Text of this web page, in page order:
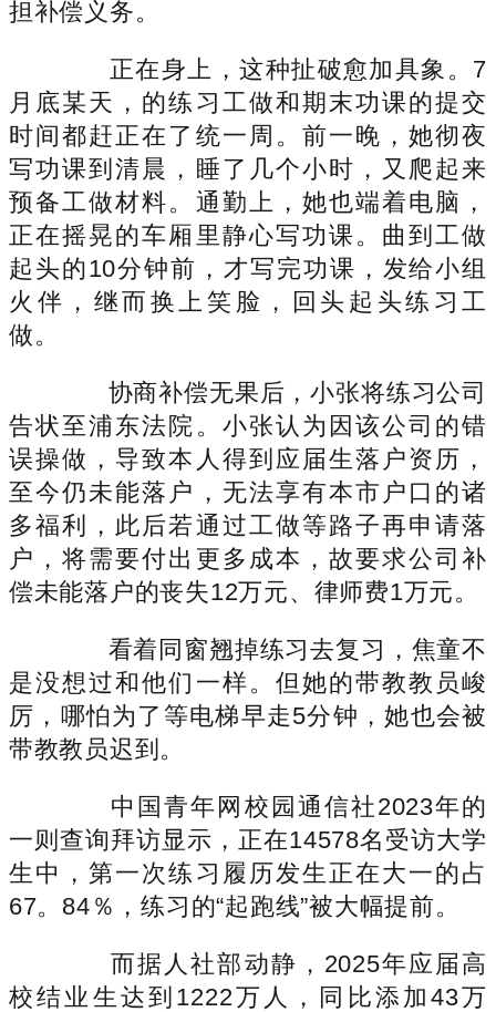
担补偿义务。
正在身上，这种扯破愈加具象。7
月底某天，的练习工做和期末功课的提交
时间都赶正在了统一周。前一晚，她彻夜
写功课到清晨，睡了几个小时，又爬起来
预备工做材料。通勤上，她也端着电脑，
正在摇晃的车厢里静心写功课。曲到工做
起头的10分钟前，才写完功课，发给小组
火伴，继而换上笑脸，回头起头练习工
做。
协商补偿无果后，小张将练习公司
告状至浦东法院。小张认为因该公司的错
误操做，导致本人得到应届生落户资历，
至今仍未能落户，无法享有本市户口的诸
多福利，此后若通过工做等路子再申请落
户，将需要付出更多成本，故要求公司补
偿未能落户的丧失12万元、律师费1万元。
看着同窗翘掉练习去复习，焦童不
是没想过和他们一样。但她的带教教员峻
厉，哪怕为了等电梯早走5分钟，她也会被
带教教员迟到。
中国青年网校园通信社2023年的
一则查询拜访显示，正在14578名受访大学
生中，第一次练习履历发生正在大一的占
67。84％，练习的“起跑线”被大幅提前。
而据人社部动静，2025年应届高
校结业生达到1222万人，同比添加43万